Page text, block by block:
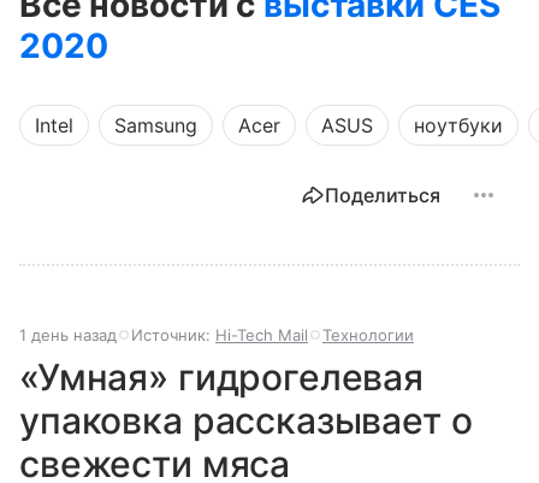
2020
Intel Samsung Acer ASUS ноутбуки
Поделиться
1 день назад Источник: Hi-Tech Mail Технологии
«Умная» гидрогелевая
упаковка рассказывает о
свежести мяса